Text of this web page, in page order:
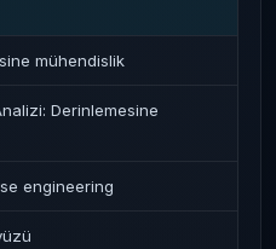
mühendislik
Derinlemesine
engineering